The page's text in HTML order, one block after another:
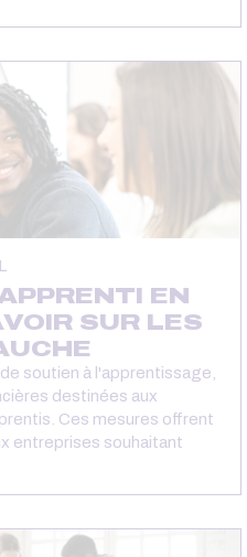
EN
SUR LES
soutien à l'apprentissage,
destinées aux
Ces mesures offrent
entreprises souhaitant